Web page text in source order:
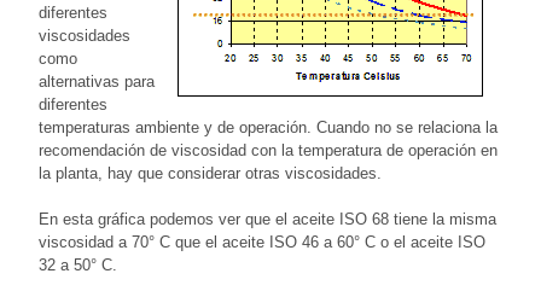
diferentes
viscosidades
como
alternativas para
diferentes
temperaturas ambiente y de operación. Cuando no se relaciona la
recomendación de viscosidad con la temperatura de operación en
la planta, hay que considerar otras viscosidades.
En esta gráfica podemos ver que el aceite ISO 68 tiene la misma
viscosidad a 70° C que el aceite ISO 46 a 60° C o el aceite ISO
32 a 50° C.